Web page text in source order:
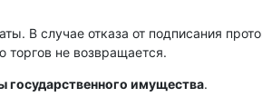
В случае отказа от подписания
торгов не возвращается.
государственного имущества.